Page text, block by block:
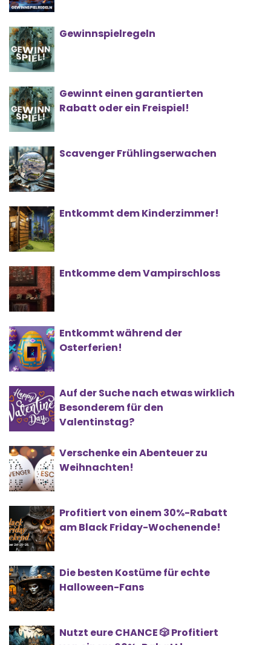
Gewinnspielregeln
Gewinnt einen garantierten
Rabatt oder ein Freispiel!
Scavenger Frühlingserwachen
Entkommt dem Kinderzimmer!
Entkomme dem Vampirschloss
Entkommt während der
Osterferien!
Auf der Suche nach etwas wirklich
Besonderem für den
Valentinstag?
Verschenke ein Abenteuer zu
Weihnachten!
Profitiert von einem 30%-Rabatt
am Black Friday-Wochenende!
Die besten Kostüme für echte
Halloween-Fans
Nutzt eure CHANCE 🎲 Profitiert